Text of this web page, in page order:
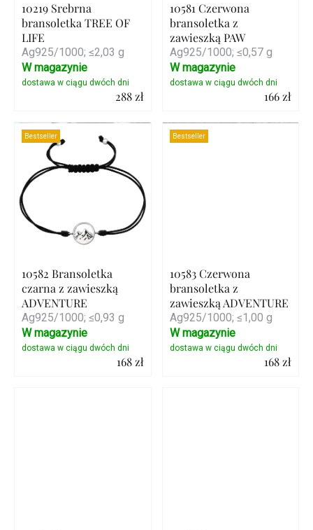
10219 Srebrna
bransoletka TREE OF
LIFE
Ag925/1000; ≤2,03 g
288 zł
Szczegóły
W magazynie
10581 Czerwona
bransoletka z
zawieszką PAW
Ag925/1000; ≤0,57 g
166 zł
Szczegóły
W magazynie
Bestseller
10582 Bransoletka
czarna z zawieszką
ADVENTURE
Ag925/1000; ≤0,93 g
168 zł
W magazynie
Bestseller
10583 Czerwona
bransoletka z
zawieszką ADVENTURE
Ag925/1000; ≤1,00 g
168 zł
W magazynie